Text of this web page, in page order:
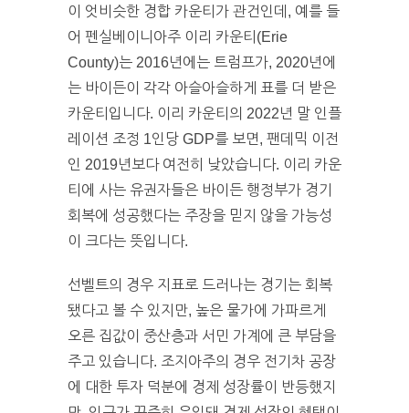
이 엇비슷한 경합 카운티가 관건인데, 예를 들
어 펜실베이니아주 이리 카운티(Erie
County)는 2016년에는 트럼프가, 2020년에
는 바이든이 각각 아슬아슬하게 표를 더 받은
카운티입니다. 이리 카운티의 2022년 말 인플
레이션 조정 1인당 GDP를 보면, 팬데믹 이전
인 2019년보다 여전히 낮았습니다. 이리 카운
티에 사는 유권자들은 바이든 행정부가 경기
회복에 성공했다는 주장을 믿지 않을 가능성
이 크다는 뜻입니다.
선벨트의 경우 지표로 드러나는 경기는 회복
됐다고 볼 수 있지만, 높은 물가에 가파르게
오른 집값이 중산층과 서민 가계에 큰 부담을
주고 있습니다. 조지아주의 경우 전기차 공장
에 대한 투자 덕분에 경제 성장률이 반등했지